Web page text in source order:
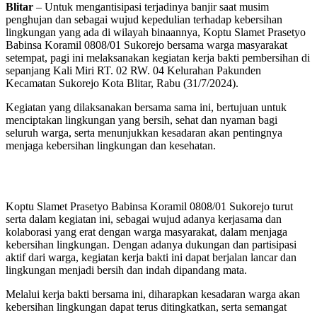
Blitar – Untuk mengantisipasi terjadinya banjir saat musim
penghujan dan sebagai wujud kepedulian terhadap kebersihan
lingkungan yang ada di wilayah binaannya, Koptu Slamet Prasetyo
Babinsa Koramil 0808/01 Sukorejo bersama warga masyarakat
setempat, pagi ini melaksanakan kegiatan kerja bakti pembersihan di
sepanjang Kali Miri RT. 02 RW. 04 Kelurahan Pakunden
Kecamatan Sukorejo Kota Blitar, Rabu (31/7/2024).
Kegiatan yang dilaksanakan bersama sama ini, bertujuan untuk
menciptakan lingkungan yang bersih, sehat dan nyaman bagi
seluruh warga, serta menunjukkan kesadaran akan pentingnya
menjaga kebersihan lingkungan dan kesehatan.
Koptu Slamet Prasetyo Babinsa Koramil 0808/01 Sukorejo turut
serta dalam kegiatan ini, sebagai wujud adanya kerjasama dan
kolaborasi yang erat dengan warga masyarakat, dalam menjaga
kebersihan lingkungan. Dengan adanya dukungan dan partisipasi
aktif dari warga, kegiatan kerja bakti ini dapat berjalan lancar dan
lingkungan menjadi bersih dan indah dipandang mata.
Melalui kerja bakti bersama ini, diharapkan kesadaran warga akan
kebersihan lingkungan dapat terus ditingkatkan, serta semangat